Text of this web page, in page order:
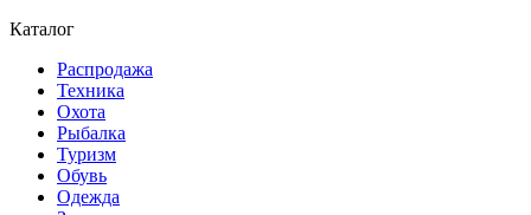
Каталог
Распродажа
Техника
Охота
Рыбалка
Туризм
Обувь
Одежда